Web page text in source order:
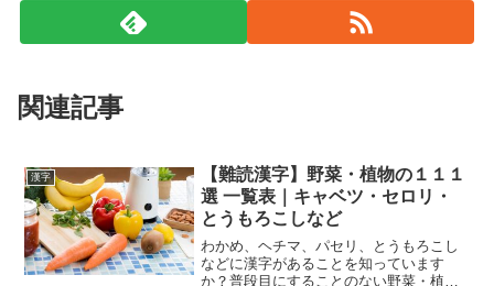
関連記事
漢字
【難読漢字】野菜・植物の１１１
選 一覧表｜キャベツ・セロリ・
とうもろこしなど
わかめ、ヘチマ、パセリ、とうもろこし
などに漢字があることを知っています
か？普段目にすることのない野菜・植物